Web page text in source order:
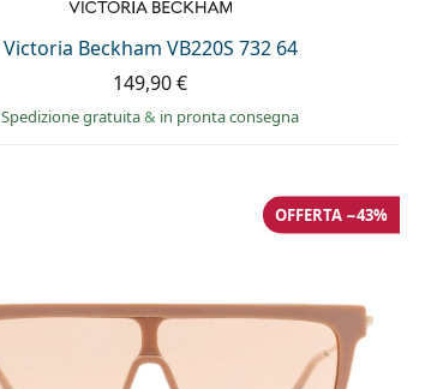
Victoria Beckham VB220S 732 64
149,90 €
Spedizione gratuita& in pronta consegna
OFFERTA −43%